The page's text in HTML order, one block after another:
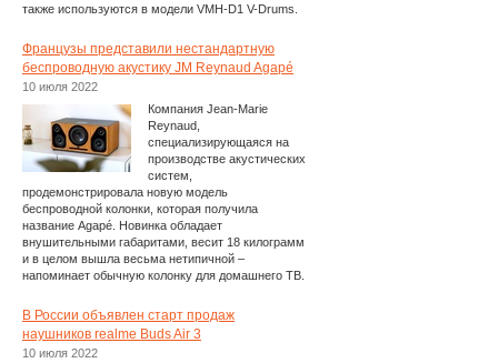
также используются в модели VMH-D1 V-Drums.
Французы представили нестандартную
беспроводную акустику JM Reynaud Agapé
10 июля 2022
Компания Jean-Marie
Reynaud,
специализирующаяся на
производстве акустических
систем,
продемонстрировала новую модель
беспроводной колонки, которая получила
название Agapé. Новинка обладает
внушительными габаритами, весит 18 килограмм
и в целом вышла весьма нетипичной –
напоминает обычную колонку для домашнего ТВ.
В России объявлен старт продаж
наушников realme Buds Air 3
10 июля 2022